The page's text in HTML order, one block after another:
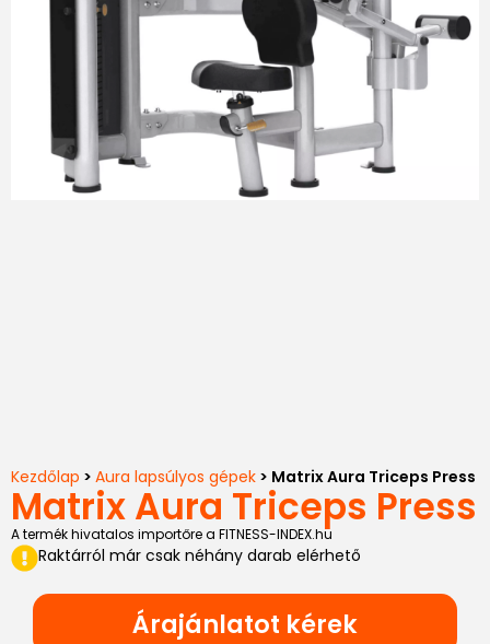
Kezdőlap > Aura lapsúlyos gépek > Matrix Aura Triceps Press
Matrix Aura Triceps Press
A termék hivatalos importőre a FITNESS-INDEX.hu
Raktárról már csak néhány darab elérhető
Árajánlatot kérek